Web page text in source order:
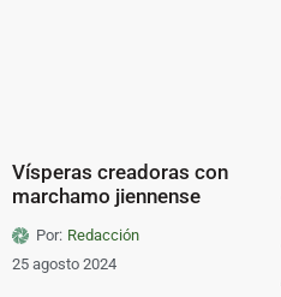
Vísperas creadoras con
marchamo jiennense
Por: Redacción
25 agosto 2024